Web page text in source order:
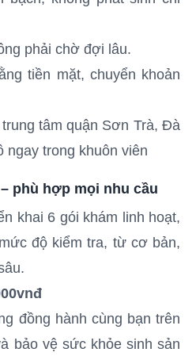
phải chờ đợi lâu.
tiền mặt, chuyển khoản
tâm quận Sơn Trà, Đà
ngay trong khuôn viên
phù hợp mọi nhu cầu
khai 6 gói khám linh hoạt,
độ kiểm tra, từ cơ bản,
đồng hành cùng bạn trên
bảo vệ sức khỏe sinh sản